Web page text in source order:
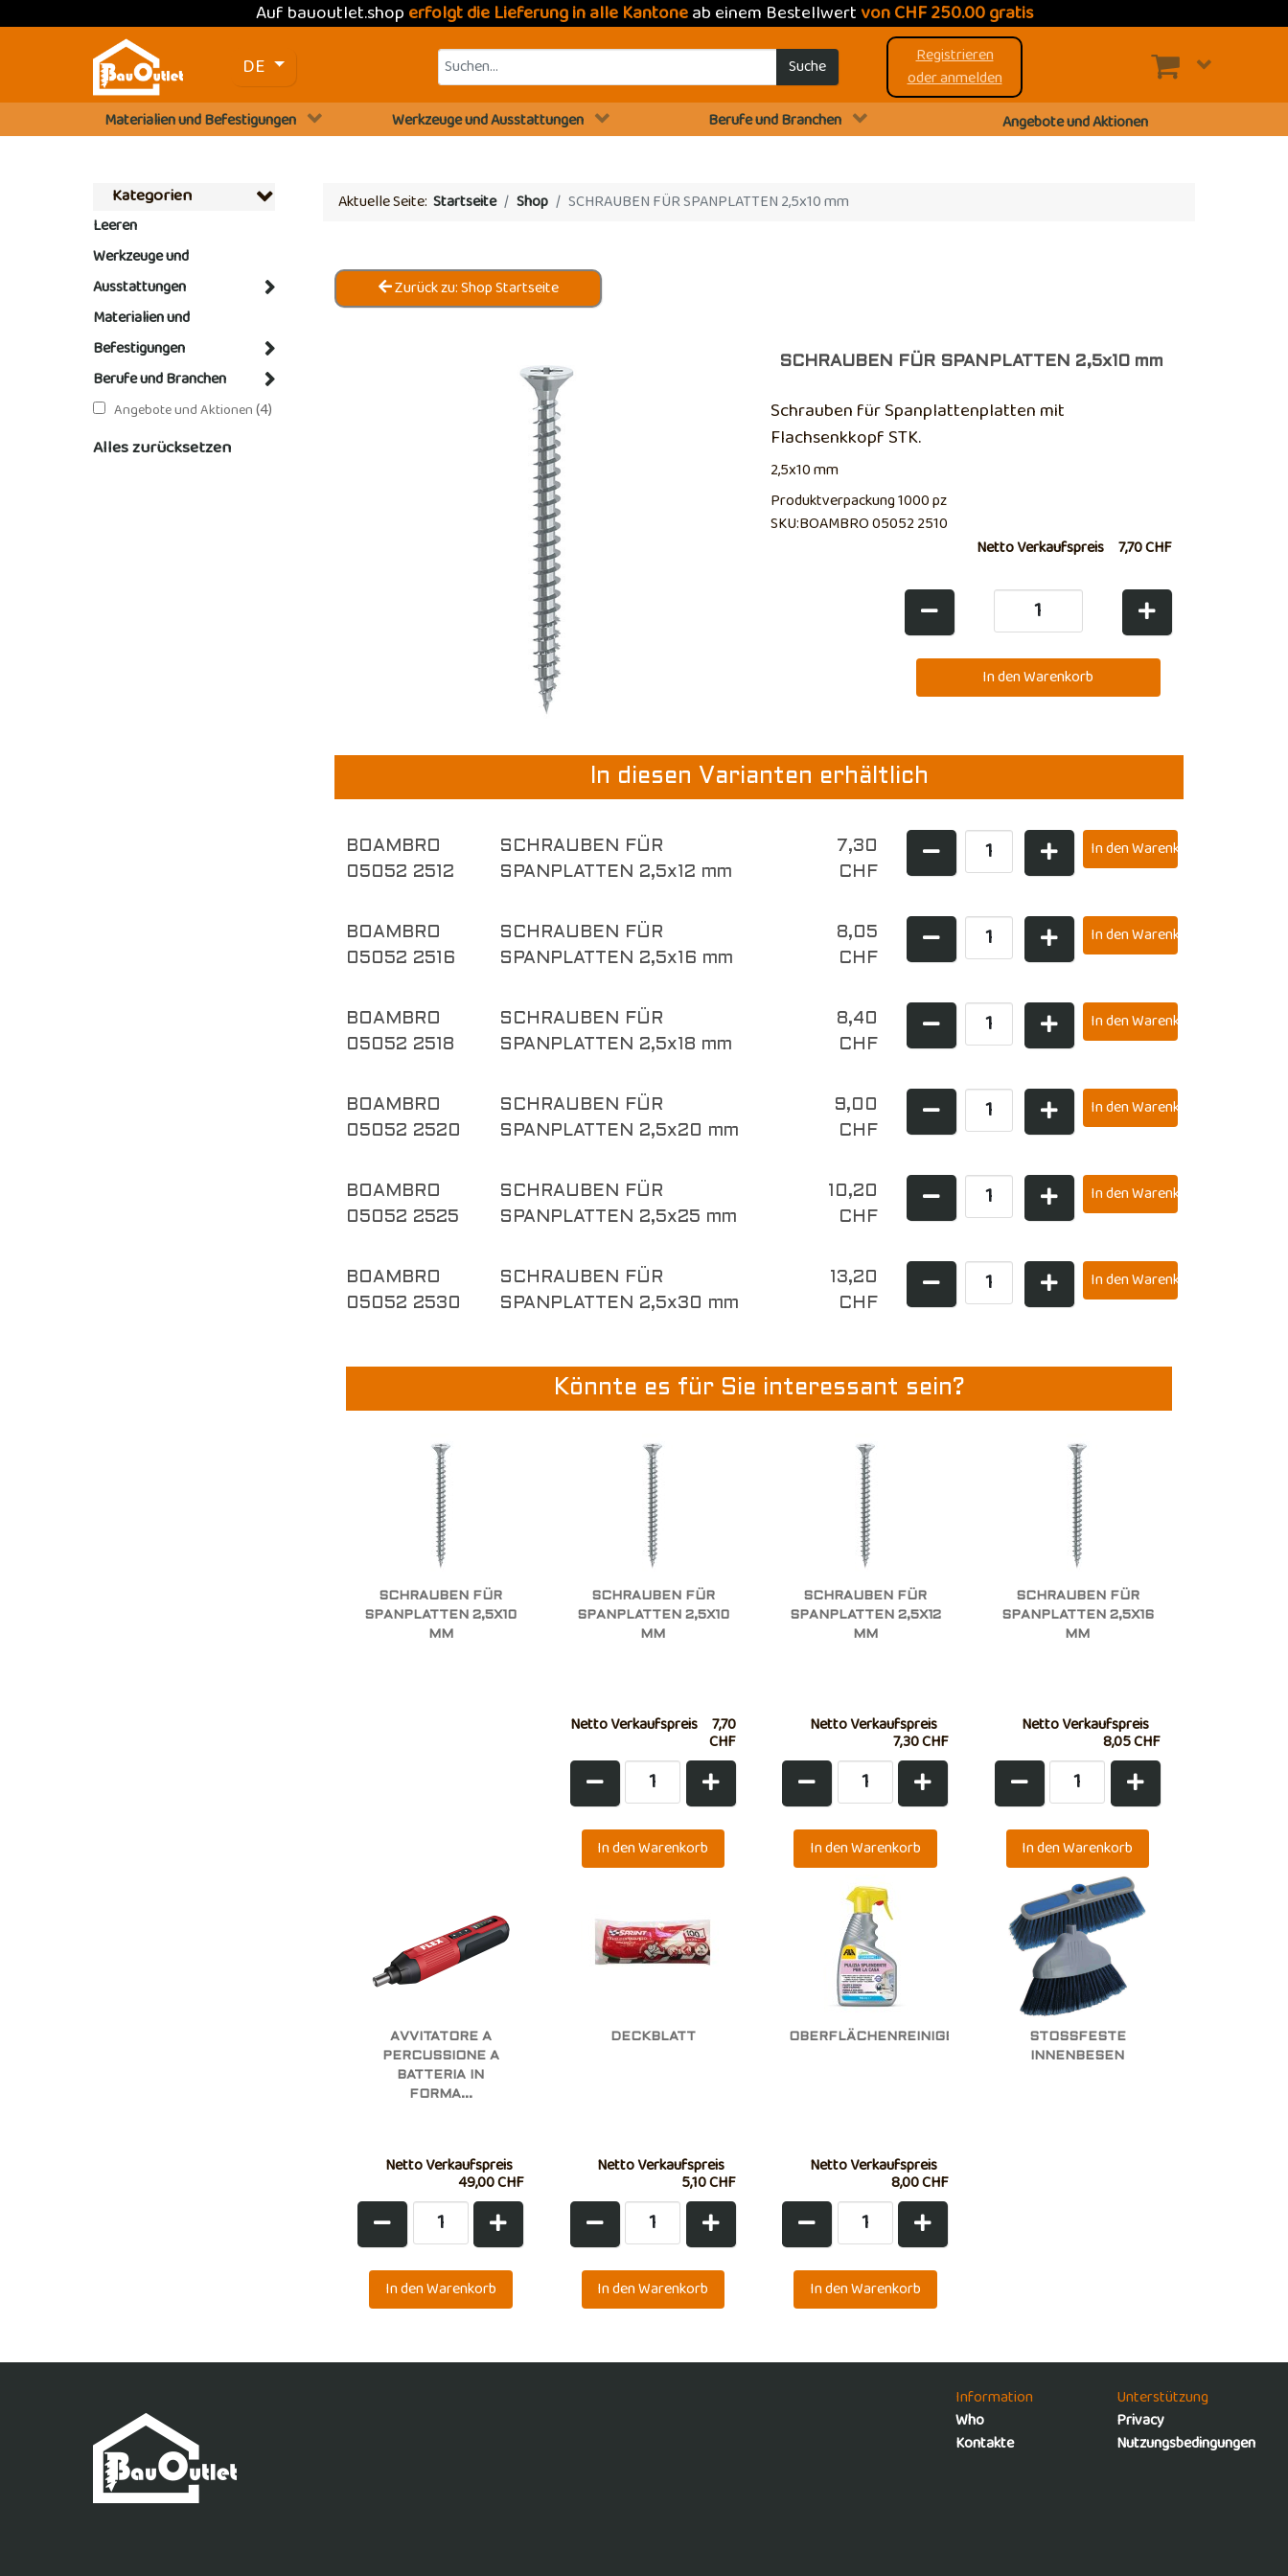
Auf bauoutlet.shoperfolgt die Lieferung in alle Kantoneab einem Bestellwertvon CHF 250.00 gratis
Sprache auswählen
DE Suche
Registrieren
oder anmelden
Materialien und Befestigungen
Werkzeuge und Ausstattungen Berufe und Branchen Angebote und Aktionen
Kategorien
Leeren
Werkzeuge und
Ausstattungen
Materialien und
Befestigungen
Berufe und Branchen
Angebote und Aktionen(4)
Alles zurücksetzen
Aktuelle Seite: Startseite Shop SCHRAUBEN FÜR SPANPLATTEN 2,5x10 mm
Zurück zu: Shop Startseite
SCHRAUBEN FÜR SPANPLATTEN 2,5x10 mm
Schrauben für Spanplattenplatten mit
Flachsenkkopf STK.
2,5x10 mm
Produktverpackung 1000 pz
SKU:BOAMBRO 05052 2510
Netto Verkaufspreis 7,70 CHF
In diesen Varianten erhältlich
BOAMBRO
05052 2512
SCHRAUBEN FÜR
SPANPLATTEN 2,5x12 mm
7,30
CHF
BOAMBRO
05052 2516
SCHRAUBEN FÜR
SPANPLATTEN 2,5x16 mm
8,05
CHF
BOAMBRO
05052 2518
SCHRAUBEN FÜR
SPANPLATTEN 2,5x18 mm
8,40
CHF
BOAMBRO
05052 2520
SCHRAUBEN FÜR
SPANPLATTEN 2,5x20 mm
9,00
CHF
BOAMBRO
05052 2525
SCHRAUBEN FÜR
SPANPLATTEN 2,5x25 mm
10,20
CHF
BOAMBRO
05052 2530
SCHRAUBEN FÜR
SPANPLATTEN 2,5x30 mm
13,20
CHF
Könnte es für Sie interessant sein?
SCHRAUBEN FÜR
SPANPLATTEN 2,5X10
MM
SCHRAUBEN FÜR
SPANPLATTEN 2,5X10
MM
Netto Verkaufspreis 7,70
CHF
SCHRAUBEN FÜR
SPANPLATTEN 2,5X12
MM
Netto Verkaufspreis
7,30 CHF
SCHRAUBEN FÜR
SPANPLATTEN 2,5X16
MM
Netto Verkaufspreis
8,05 CHF
AVVITATORE A
PERCUSSIONE A
BATTERIA IN
FORMA...
Netto Verkaufspreis
49,00 CHF
DECKBLATT
Netto Verkaufspreis
5,10 CHF
OBERFLÄCHENREINIGER
Netto Verkaufspreis
8,00 CHF
STOSSFESTE I
NNENBESEN
Information
Who
Kontakte
Unterstützung
Privacy
Nutzungsbedingungen